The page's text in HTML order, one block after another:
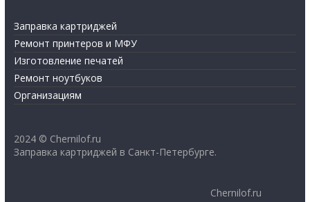
Заправка картриджей
Ремонт принтеров и МФУ
Изготовление печатей
Ремонт ноутбуков
Организациям
2024 © Chernilof.ru
Заправка картриджей в Санкт-Петербурге.
Chernilof.ru